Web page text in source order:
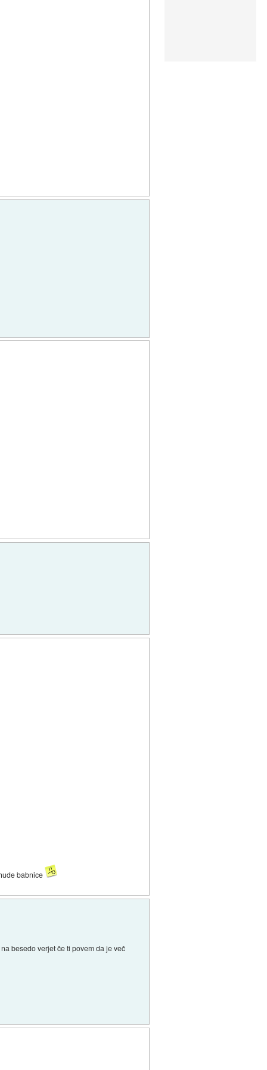
babnice
besedo verjet če ti povem da je več